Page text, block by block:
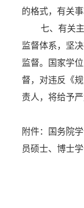
的格式，有关事
七、有关
监督体系，坚
监督。国家学
督，对违反《
责人，将给予严
附件：国务院
员硕士、博士